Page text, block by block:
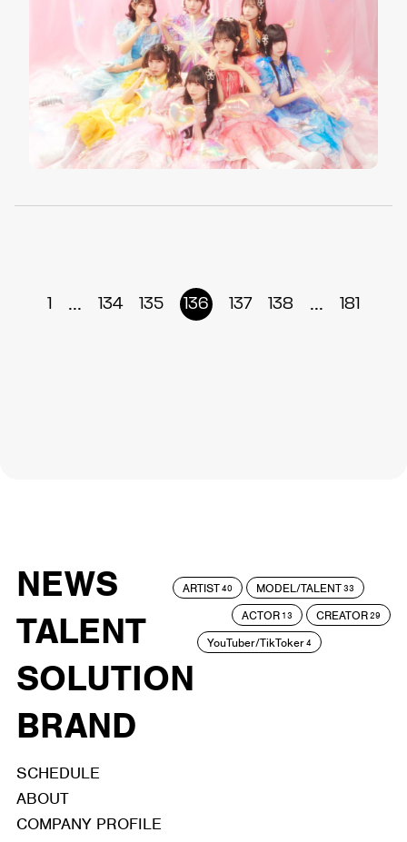
1 ... 134 135 136 137 138 ... 181
NEWS
TALENT
SOLUTION
BRAND
ARTIST40 MODEL/TALENT33
ACTOR 13 CREATOR29
YouTuber/TikToker4
SCHEDULE
ABOUT
COMPANY PROFILE